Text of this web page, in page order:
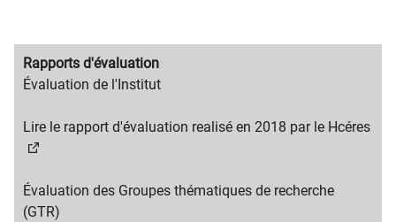
Migration
content
Rapports d'évaluation
Migration
text
Évaluation de l'Institut
Lire le rapport d'évaluation realisé en 2018 par le Hcéres​
Évaluation des Groupes thématiques de recherche
(GTR)